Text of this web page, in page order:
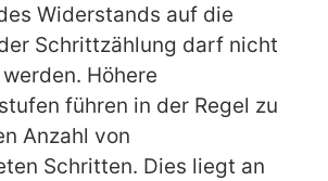
Widerstands auf die
Schrittzählung darf nicht
Höhere
führen in der Regel zu
Anzahl von
Schritten. Dies liegt an